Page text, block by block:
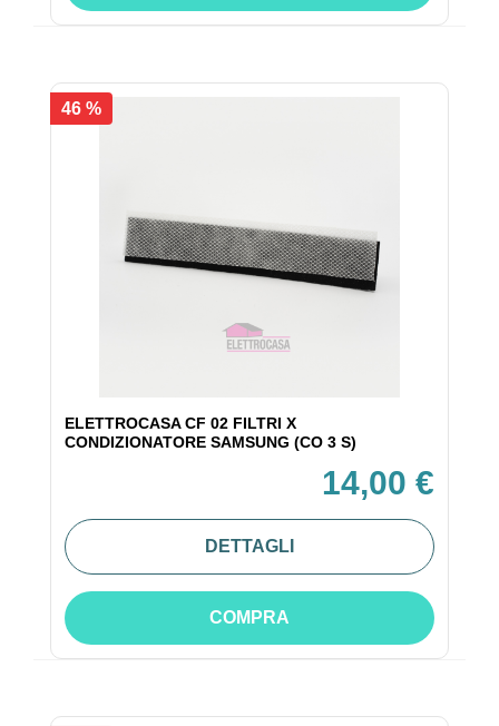
46 %
ELETTROCASA CF 02 FILTRI X
CONDIZIONATORE SAMSUNG (CO 3 S)
14,00 €
DETTAGLI
COMPRA